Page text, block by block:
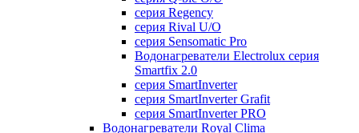
серия Regency
серия Rival U/О
серия Sensomatic Pro
Водонагреватели Electrolux серия
Smartfix 2.0
серия SmartInverter
серия SmartInverter Grafit
серия SmartInverter PRO
Водонагреватели Royal Clima